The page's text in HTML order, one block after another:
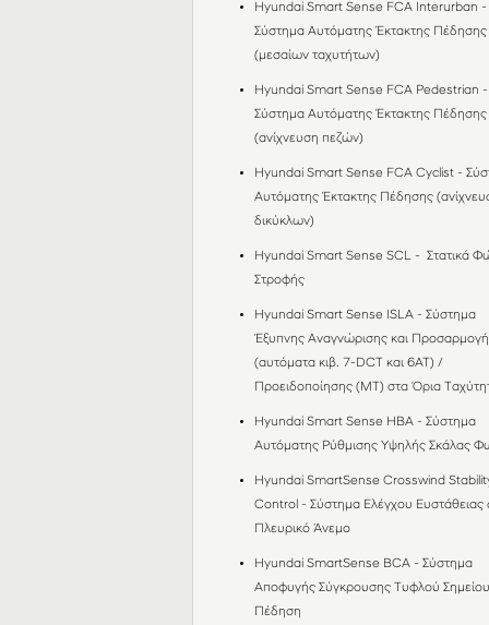
Hyundai Smart Sense FCA Interurban -
Σύστημα Αυτόματης Έκτακτης Πέδησης
(μεσαίων ταχυτήτων)
Hyundai Smart Sense FCA Pedestrian -
Σύστημα Αυτόματης Έκτακτης Πέδησης
(ανίχνευση πεζών)
Hyundai Smart Sense FCA Cyclist -
Αυτόματης Έκτακτης Πέδησης
δικύκλων)
Hyundai Smart Sense SCL - Στατικά
Στροφής
Hyundai Smart Sense ISLA - Σύστημα
Έξυπνης Αναγνώρισης και
(αυτόματα κιβ. 7-DCT και 6AT) /
Προειδοποίησης (MT) στα Όρια
Hyundai Smart Sense HBA - Σύστημα
Αυτόματης Ρύθμισης Υψηλής Σκάλας
Hyundai SmartSense Crosswind
Control - Σύστημα Ελέγχου Ευστάθειας
Πλευρικό Άνεμο
Hyundai SmartSense BCΑ - Σύστημα
Αποφυγής Σύγκρουσης Τυφλού
Πέδηση